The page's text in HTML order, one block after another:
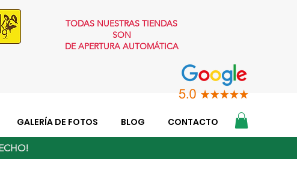
TODAS NUESTRAS TIENDAS
SON
DE APERTURA AUTOMÁTICA
GALERÍA DE FOTOS BLOG CONTACTO